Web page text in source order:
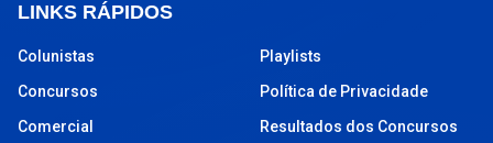
LINKS RÁPIDOS
Colunistas
Concursos
Comercial
Playlists
Política de Privacidade
Resultados dos Concursos